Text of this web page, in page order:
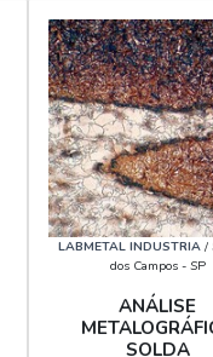
LABMETAL INDUSTRIA/
dos Campos - SP
ANÁLISE
SOLDA